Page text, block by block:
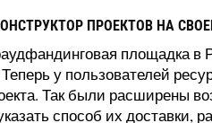
ПРОЕКТОВ НА
площадка в
у пользователей
Так были расширены
способ их доставки,